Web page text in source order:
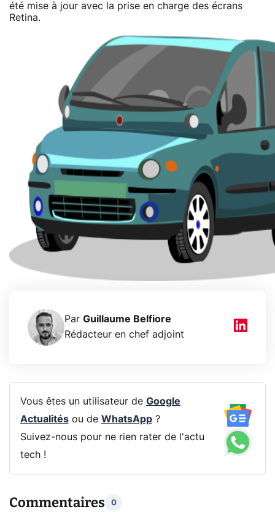
été mise à jour avec la prise en charge des écrans
Retina.
Par Guillaume Belfiore
Rédacteur en chef adjoint
Vous êtes un utilisateur de Google
Actualitésou de WhatsApp?
Suivez-nous pour ne rien rater de l'actu
tech !
Commentaires 0